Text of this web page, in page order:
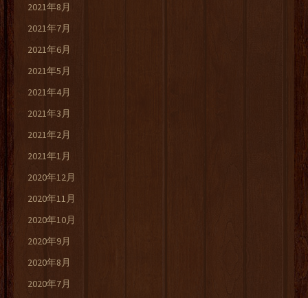
2021年8月
2021年7月
2021年6月
2021年5月
2021年4月
2021年3月
2021年2月
2021年1月
2020年12月
2020年11月
2020年10月
2020年9月
2020年8月
2020年7月